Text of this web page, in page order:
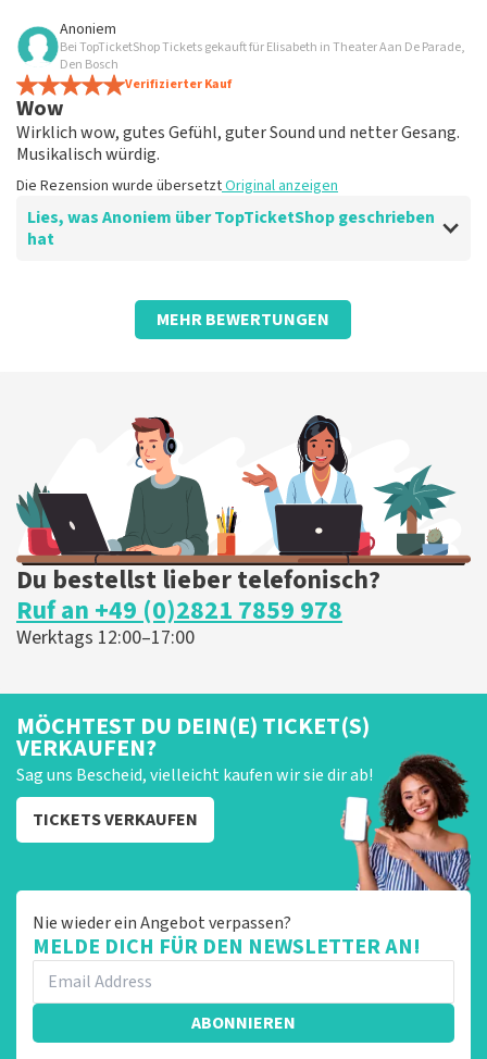
Bewertung von Anoniem über
gut
Die Rezension wurde übersetzt
Anoniem
Bei TopTicketShop Tickets gekauft für Elisabeth in Theater Aan De Parade,
Den Bosch
Verifizierter Kauf
Wow
Wirklich wow, gutes Gefühl, guter Sound und netter Gesang.
Musikalisch würdig.
Die Rezension wurde übersetztOriginal anzeigen
Lies, was Anoniem über TopTicketShop geschrieben
hat
Bewertung von Anoniem überTopTicketShop
MEHR BEWERTUNGEN
Du bestellst lieber telefonisch?
Ruf an +49 (0)2821 7859 978
Werktags 12:00–17:00
MÖCHTEST DU DEIN(E) TICKET(S)
VERKAUFEN?
Sag uns Bescheid, vielleicht kaufen wir sie dir ab!
TICKETS VERKAUFEN
Nie wieder ein Angebot verpassen?
MELDE DICH FÜR DEN NEWSLETTER AN!
ABONNIEREN